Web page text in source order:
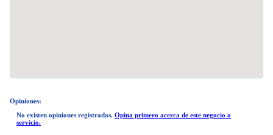
Opiniones:
No existen opiniones registradas. Opina primero acerca de este negocio o
servicio.